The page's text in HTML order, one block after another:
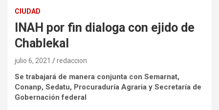
CIUDAD
INAH por fin dialoga con ejido de
Chablekal
julio 6, 2021 redaccion
Se trabajará de manera conjunta con Semarnat,
Conanp, Sedatu, Procuraduría Agraria y Secretaría de
Gobernación federal